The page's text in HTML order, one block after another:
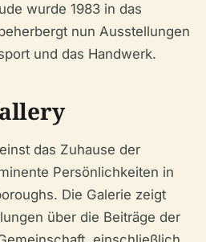
wurde 1983 in das
nun Ausstellungen
und das Handwerk.
das Zuhause der
Persönlichkeiten in
Die Galerie zeigt
über die Beiträge der